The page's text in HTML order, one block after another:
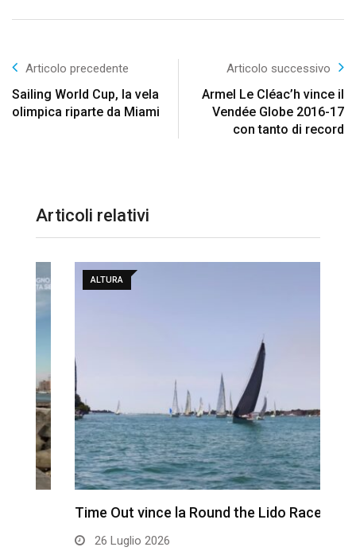
Articolo precedente
Sailing World Cup, la vela
olimpica riparte da Miami
Articolo successivo
Armel Le Cléac’h vince il
Vendée Globe 2016-17
con tanto di record
Articoli relativi
Time Out vince la Round the Lido Race…
26 Luglio 2026